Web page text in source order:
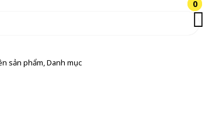
sản phẩm, Danh mục
0
0